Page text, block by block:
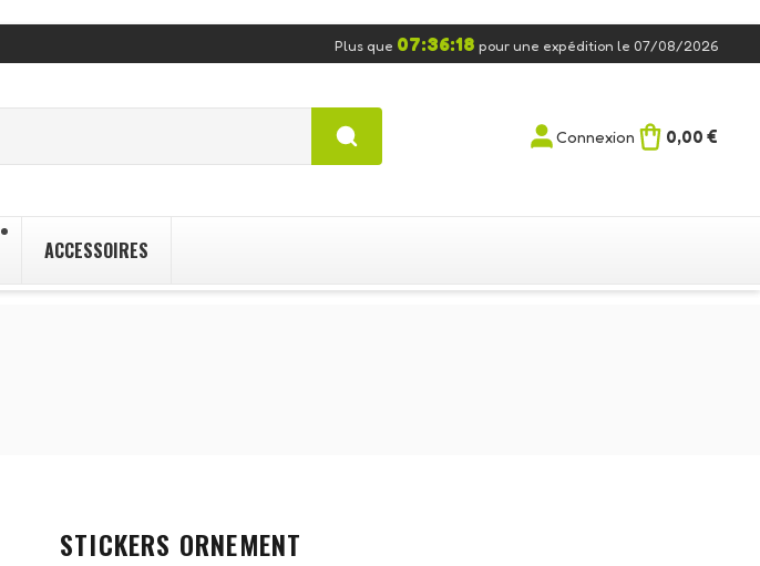
Plus que 07:36:17 pour une expédition le 07/08/2026
Connexion 0,00 €
ACCESSOIRES
STICKERS ORNEMENT